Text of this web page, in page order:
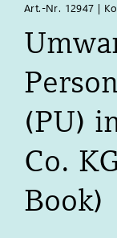
Art.-Nr. 12947 |
(PU)
Co.
Book)